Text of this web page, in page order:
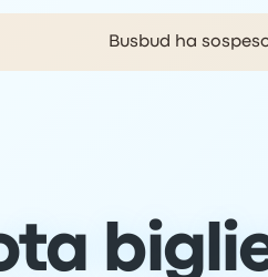
Busbud ha